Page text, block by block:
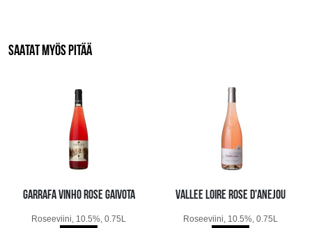
SAATAT MYÖS PITÄÄ
GARRAFA VINHO ROSE GAIVOTA
Roseeviini, 10.5%, 0.75L
VALLEE LOIRE ROSE D'ANEJOU
Roseeviini, 10.5%, 0.75L